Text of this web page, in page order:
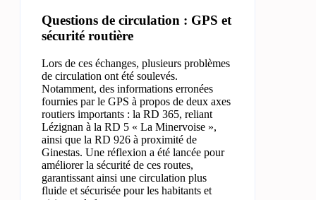
Questions de circulation : GPS et
sécurité routière
Lors de ces échanges, plusieurs problèmes
de circulation ont été soulevés.
Notamment, des informations erronées
fournies par le GPS à propos de deux axes
routiers importants : la RD 365, reliant
Lézignan à la RD 5 « La Minervoise »,
ainsi que la RD 926 à proximité de
Ginestas. Une réflexion a été lancée pour
améliorer la sécurité de ces routes,
garantissant ainsi une circulation plus
fluide et sécurisée pour les habitants et